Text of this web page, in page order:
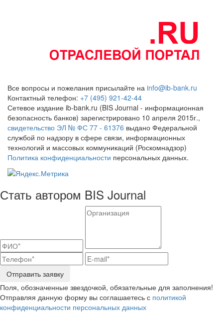
Все вопросы и пожелания присылайте на info@ib-bank.ru
Контактный телефон: +7 (495) 921-42-44
Сетевое издание ib-bank.ru (BIS Journal - информационная
безопасность банков) зарегистрировано 10 апреля 2015г.,
свидетельство ЭЛ № ФС 77 - 61376 выдано Федеральной
службой по надзору в сфере связи, информационных
технологий и массовых коммуникаций (Роскомнадзор)
Политика конфиденциальности персональных данных.
Стать автором BIS Journal
Отправить заявку
Поля, обозначенные звездочкой, обязательные для заполнения!
Отправляя данную форму вы соглашаетесь с политикой
конфиденциальности персональных данных